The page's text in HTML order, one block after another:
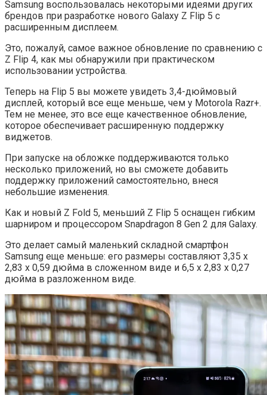
Samsung воспользовалась некоторыми идеями других
брендов при разработке нового Galaxy Z Flip 5 с
расширенным дисплеем.
Это, пожалуй, самое важное обновление по сравнению с
Z Flip 4, как мы обнаружили при практическом
использовании устройства.
Теперь на Flip 5 вы можете увидеть 3,4-дюймовый
дисплей, который все еще меньше, чем у Motorola Razr+.
Тем не менее, это все еще качественное обновление,
которое обеспечивает расширенную поддержку
виджетов.
При запуске на обложке поддерживаются только
несколько приложений, но вы сможете добавить
поддержку приложений самостоятельно, внеся
небольшие изменения.
Как и новый Z Fold 5, меньший Z Flip 5 оснащен гибким
шарниром и процессором Snapdragon 8 Gen 2 для Galaxy.
Это делает самый маленький складной смартфон
Samsung еще меньше: его размеры составляют 3,35 x
2,83 x 0,59 дюйма в сложенном виде и 6,5 x 2,83 x 0,27
дюйма в разложенном виде.